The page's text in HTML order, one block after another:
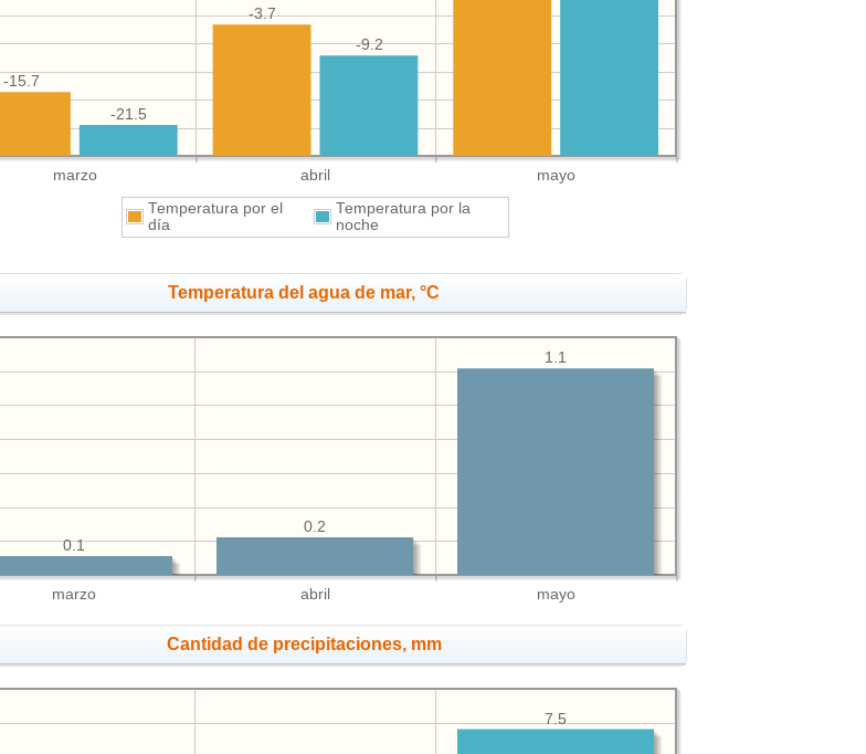
marzo abril mayo
-3.7
-15.7
-9.2
-21.5
Temperatura por el
día
Temperatura por la
noche
Temperatura del agua de mar, °C
marzo abril mayo
1.1
0.2
0.1
Cantidad de precipitaciones, mm
7.5